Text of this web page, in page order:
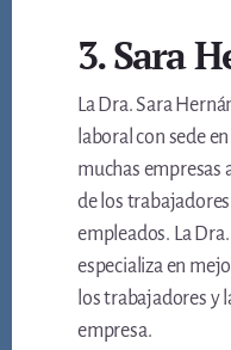
3. Sara
La Dra. Sara
laboral con sede
muchas
de los
empleados. La
especializa en
los trabajadores y
empresa.